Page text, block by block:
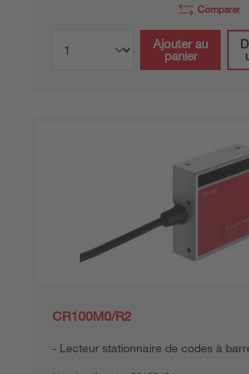
Comparer
Ajouter au
panier
CR100M0/R2
Lecteur stationnaire de codes à